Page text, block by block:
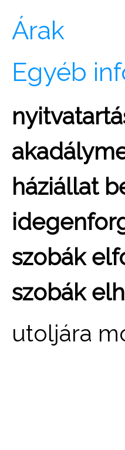
Árak
Egyéb
háziállat
szobák
szobák
utoljára